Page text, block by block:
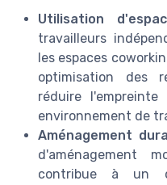
Utilisation
travailleurs
les espaces
optimisation des
réduire
environnement de
Aménagement
d'aménagement
contribue à un